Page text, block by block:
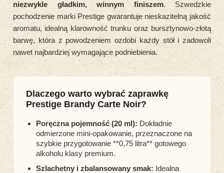
niezwykle gładkim, winnym finiszem. Szwedzkie
pochodzenie marki Prestige gwarantuje nieskazitelną jakość
aromatu, idealną klarowność trunku oraz bursztynowo-złotą
barwę, która z powodzeniem ozdobi każdy stół i zadowoli
nawet najbardziej wymagające podniebienia.
Dlaczego warto wybrać zaprawkę
Prestige Brandy Carte Noir?
Poręczna pojemność (20 ml): Dokładnie
odmierzone mini-opakowanie, przeznaczone na
szybkie przygotowanie **0,75 litra** gotowego
alkoholu klasy premium.
Szlachetny i zbalansowany smak: Idealna